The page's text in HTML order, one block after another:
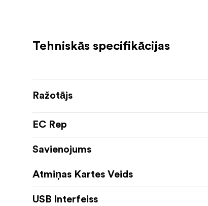
kameru un digitālo ierīču, lai
Tehniskās specifikācijas
Ražotājs
EC Rep
Savienojums
Atmiņas Kartes Veids
USB Interfeiss